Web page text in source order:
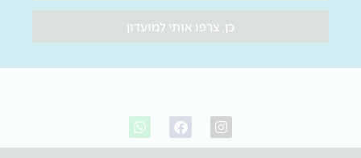
כן, צרפו אותי למועדון
I
n
s
F
a
c
W
h
a